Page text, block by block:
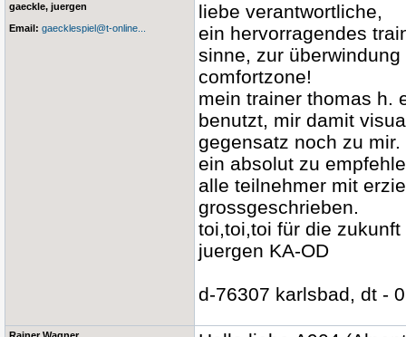
gaeckle, juergen
Email: gaecklespiel@t-online...
liebe verantwortliche,
ein hervorragendes
sinne, zur
comfortzone!
mein trainer thomas h.
benutzt, mir damit
gegensatz noch zu mir.
ein absolut zu
alle teilnehmer mit
grossgeschrieben.
toi,toi,toi für die
juergen KA-OD
d-76307 karlsbad, dt -